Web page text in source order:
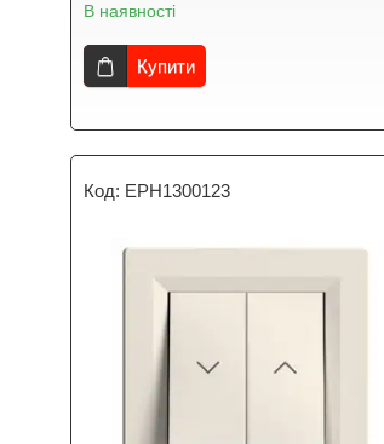
В наявності
Купити
EPH1300123